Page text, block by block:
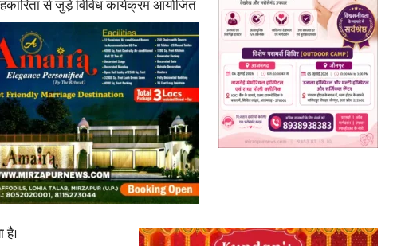
Hindi,
से जुड़े विविध कार्यक्रम आयोजित